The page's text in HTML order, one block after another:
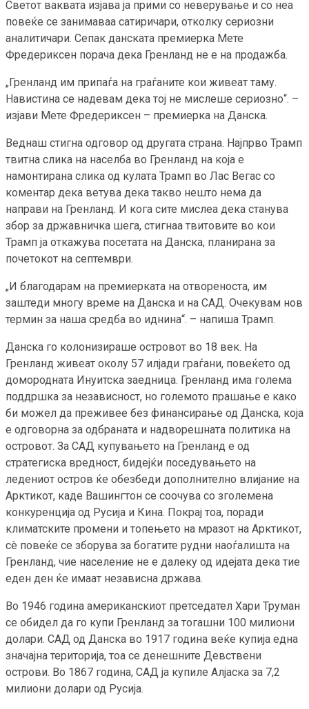
Светот ваквата изјава ја прими со неверување и со неа
повеќе се занимаваа сатиричари, отколку сериозни
аналитичари. Сепак данската премиерка Мете
Фредериксен порача дека Гренланд не е на продажба.
„Гренланд им припаѓа на граѓаните кои живеат таму.
Навистина се надевам дека тој не мислеше сериозно“. –
изјави Мете Фредериксен – премиерка на Данска.
Веднаш стигна одговор од другата страна. Најпрво Трамп
твитна слика на населба во Гренланд на која е
намонтирана слика од кулата Трамп во Лас Вегас со
коментар дека ветува дека такво нешто нема да
направи на Гренланд. И кога сите мислеа дека станува
збор за државничка шега, стигнаа твитовите во кои
Трамп ја откажува посетата на Данска, планирана за
почетокот на септември.
„И благодарам на премиерката на отвореноста, им
заштеди многу време на Данска и на САД. Очекувам нов
термин за наша средба во иднина“. – напиша Трамп.
Данска го колонизираше островот во 18 век. На
Гренланд живеат околу 57 илјади граѓани, повеќето од
домородната Инуитска заедница. Гренланд има голема
поддршка за независност, но големото прашање е како
би можел да преживее без финансирање од Данска, која
е одговорна за одбраната и надворешната политика на
островот. За САД купувањето на Гренланд е од
стратегиска вредност, бидејќи поседувањето на
ледениот остров ќе обезбеди дополнително влијание на
Арктикот, каде Вашингтон се соочува со зголемена
конкуренција од Русија и Кина. Покрај тоа, поради
климатските промени и топењето на мразот на Арктикот,
сè повеќе се зборува за богатите рудни наоѓалишта на
Гренланд, чие население не е далеку од идејата дека тие
еден ден ќе имаат независна држава.
Во 1946 година американскиот претседател Хари Труман
се обидел да го купи Гренланд за тогашни 100 милиони
долари. САД од Данска во 1917 година веќе купија една
значајна територија, тоа се денешните Девствени
острови. Во 1867 година, САД ја купиле Алјаска за 7,2
милиони долари од Русија.